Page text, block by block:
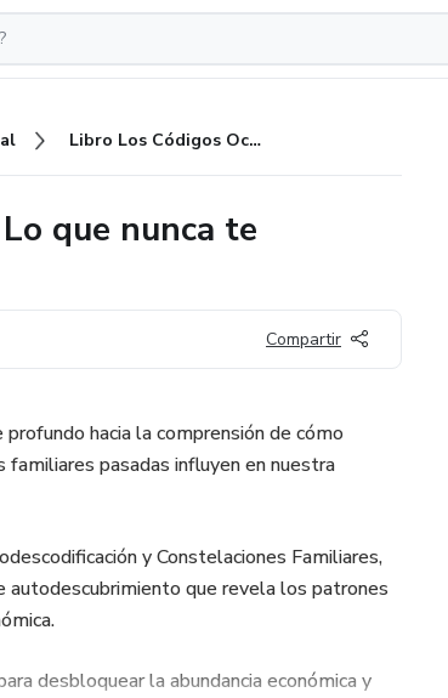
Libro Los Códigos Ocultos del Dinero. Lo que nunca te contaron.
que nunca te
Compartir
hacia la comprensión de cómo
familiares pasadas influyen en nuestra
y Constelaciones Familiares,
autodescubrimiento que revela los patrones
desbloquear la abundancia económica y